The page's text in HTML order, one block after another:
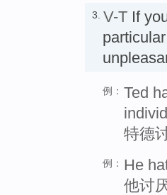
3. V-T If
例： Ted
特德
例： He
他讨